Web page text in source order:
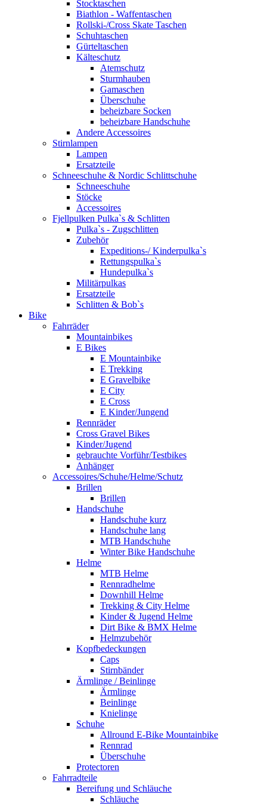
Stocktaschen
Biathlon - Waffentaschen
Rollski-/Cross Skate Taschen
Schuhtaschen
Gürteltaschen
Kälteschutz
Atemschutz
Sturmhauben
Gamaschen
Überschuhe
beheizbare Socken
beheizbare Handschuhe
Andere Accessoires
Stirnlampen
Lampen
Ersatzteile
Schneeschuhe & Nordic Schlittschuhe
Schneeschuhe
Stöcke
Accessoires
Fjellpulken Pulka`s & Schlitten
Pulka`s - Zugschlitten
Zubehör
Expeditions-/ Kinderpulka`s
Rettungspulka`s
Hundepulka`s
Militärpulkas
Ersatzteile
Schlitten & Bob`s
Bike
Fahrräder
Mountainbikes
E Bikes
E Mountainbike
E Trekking
E Gravelbike
E City
E Cross
E Kinder/Jungend
Rennräder
Cross Gravel Bikes
Kinder/Jugend
gebrauchte Vorführ/Testbikes
Anhänger
Accessoires/Schuhe/Helme/Schutz
Brillen
Brillen
Handschuhe
Handschuhe kurz
Handschuhe lang
MTB Handschuhe
Winter Bike Handschuhe
Helme
MTB Helme
Rennradhelme
Downhill Helme
Trekking & City Helme
Kinder & Jugend Helme
Dirt Bike & BMX Helme
Helmzubehör
Kopfbedeckungen
Caps
Stirnbänder
Ärmlinge / Beinlinge
Ärmlinge
Beinlinge
Knielinge
Schuhe
Allround E-Bike Mountainbike
Rennrad
Überschuhe
Protectoren
Fahrradteile
Bereifung und Schläuche
Schläuche